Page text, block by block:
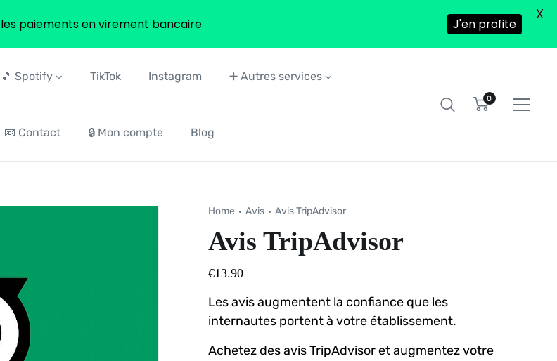
🎵 Spotify TikTok Instagram ➕ Autres services
📧 Contact 🔒 Mon compte Blog
0
Home Avis Avis TripAdvisor
Avis TripAdvisor
€13.90
Les avis augmentent la confiance que les
internautes portent à votre établissement.
Achetez des avis TripAdvisor et augmentez votre
les paiements en virement bancaire J'en profite
X